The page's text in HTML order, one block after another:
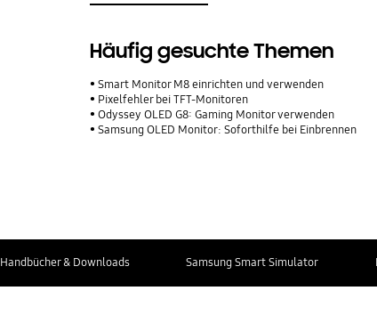
Häufig gesuchte Themen
Smart Monitor M8 einrichten und verwenden
Pixelfehler bei TFT-Monitoren
Odyssey OLED G8: Gaming Monitor verwenden
Samsung OLED Monitor: Soforthilfe bei Einbrennen
Handbücher & Downloads Samsung Smart Simulator